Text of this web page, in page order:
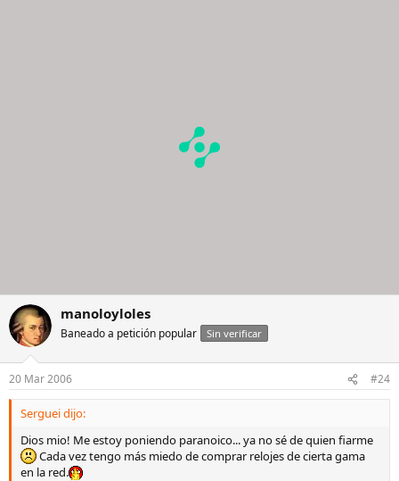
manoloyloles
Baneado a petición popular Sin verificar
20 Mar 2006 #24
Serguei dijo:
Dios mio! Me estoy poniendo paranoico... ya no sé de quien fiarme
Cada vez tengo más miedo de comprar relojes de cierta gama
en la red.